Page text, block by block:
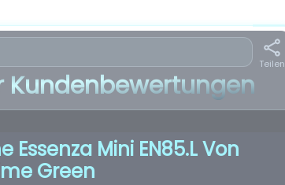
Teilen
Essenza Mini EN85.L Von
Green